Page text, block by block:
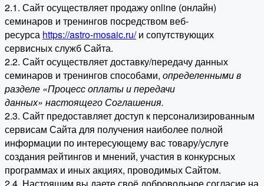
2.1. Сайт осуществляет продажу online (онлайн)
семинаров и тренингов посредством веб-
ресурса https://astro-mosaic.ru/и сопутствующих
сервисных служб Сайта.
2.2. Сайт осуществляет доставку/передачу данных
семинаров и тренингов способами, определенными в
разделе «Процесс оплаты и передачи
данных» настоящего Соглашения.
2.3. Сайт предоставляет доступ к персонализированным
сервисам Сайта для получения наиболее полной
информации по интересующему вас товару/услуге
создания рейтингов и мнений, участия в конкурсных
программах и иных акциях, проводимых Сайтом.